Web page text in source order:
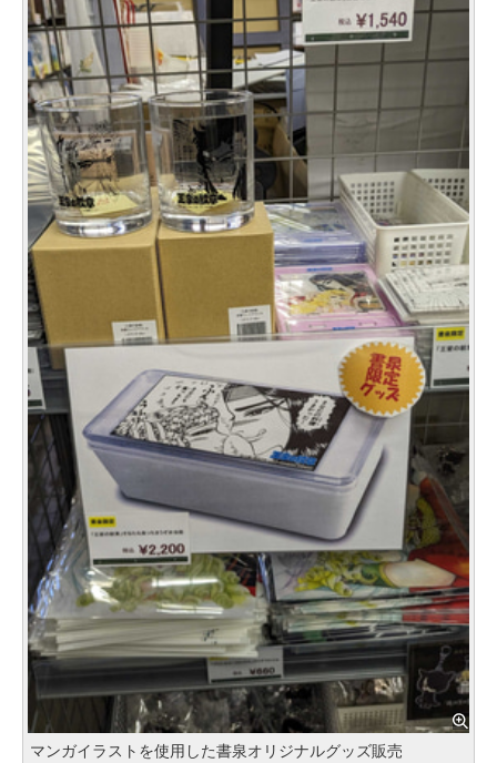
マンガイラストを使用した書泉オリジナルグッズ販売